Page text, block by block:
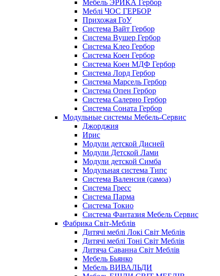
Мебель ЭРИКА Гербор
Меблі ЧОС ГЕРБОР
Прихожая ГоУ
Система Вайт Гербор
Система Вушер Гербор
Система Клео Гербор
Система Коен Гербор
Система Коен МДФ Гербор
Система Лорд Гербор
Система Марсель Гербор
Система Опен Гербор
Система Салерно Гербор
Система Соната Гербор
Модульные системы Мебель-Сервис
Джорджия
Ирис
Модули детской Дисней
Модули Детской Лами
Модули детской Симба
Модульная система Типс
Система Валенсия (самоа)
Система Гресс
Система Парма
Система Токио
Система Фантазия Мебель Сервис
Фабрика Світ-Меблів
Дитячі меблі Локі Світ Меблів
Дитячі меблі Тоні Світ Меблів
Дитяча Саванна Світ Меблів
Мебель Бьянко
Мебель ВИВАЛЬДИ